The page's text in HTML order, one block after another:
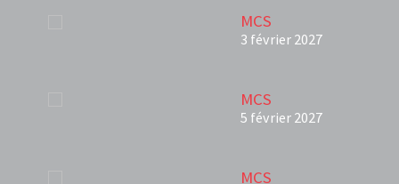
MCS
3 février 2027
MCS
5 février 2027
MCS